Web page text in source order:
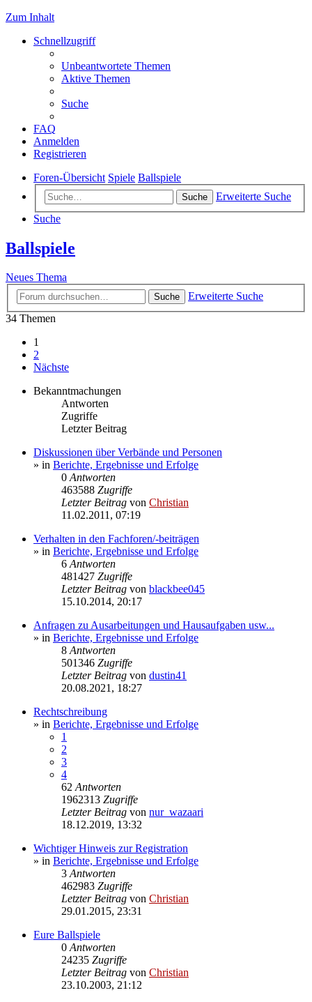
Zum Inhalt
Schnellzugriff
Unbeantwortete Themen
Aktive Themen
Suche
FAQ
Anmelden
Registrieren
Foren-Übersicht Spiele Ballspiele
Suche
Erweiterte Suche
Suche
Ballspiele
Neues Thema
Suche
Erweiterte Suche
34 Themen
1
2
Nächste
Bekanntmachungen
Antworten
Zugriffe
Letzter Beitrag
Diskussionen über Verbände und Personen
» in Berichte, Ergebnisse und Erfolge
0 Antworten
463588 Zugriffe
Letzter Beitrag von Christian
11.02.2011, 07:19
Verhalten in den Fachforen/-beiträgen
» in Berichte, Ergebnisse und Erfolge
6 Antworten
481427 Zugriffe
Letzter Beitrag von blackbee045
15.10.2014, 20:17
Anfragen zu Ausarbeitungen und Hausaufgaben usw...
» in Berichte, Ergebnisse und Erfolge
8 Antworten
501346 Zugriffe
Letzter Beitrag von dustin41
20.08.2021, 18:27
Rechtschreibung
» in Berichte, Ergebnisse und Erfolge
1
2
3
4
62 Antworten
1962313 Zugriffe
Letzter Beitrag von nur_wazaari
18.12.2019, 13:32
Wichtiger Hinweis zur Registration
» in Berichte, Ergebnisse und Erfolge
3 Antworten
462983 Zugriffe
Letzter Beitrag von Christian
29.01.2015, 23:31
Eure Ballspiele
0 Antworten
24235 Zugriffe
Letzter Beitrag von Christian
23.10.2003, 21:12